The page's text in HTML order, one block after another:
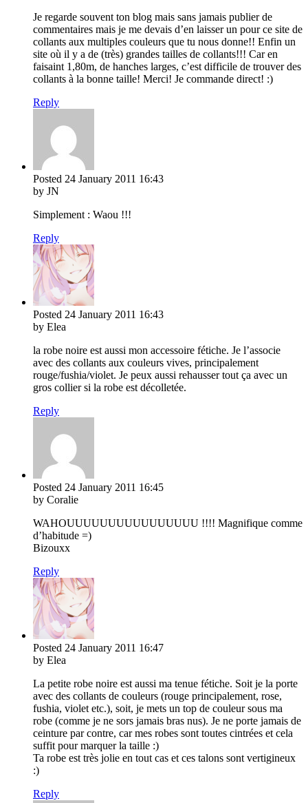
Je regarde souvent ton blog mais sans jamais publier de
commentaires mais je me devais d’en laisser un pour ce site de
collants aux multiples couleurs que tu nous donne!! Enfin un
site où il y a de (très) grandes tailles de collants!!! Car en
faisaint 1,80m, de hanches larges, c’est difficile de trouver des
collants à la bonne taille! Merci! Je commande direct! :)
Reply
Posted 24 January 2011 16:43
by JN
Simplement : Waou !!!
Reply
Posted 24 January 2011 16:43
by Elea
la robe noire est aussi mon accessoire fétiche. Je l’associe
avec des collants aux couleurs vives, principalement
rouge/fushia/violet. Je peux aussi rehausser tout ça avec un
gros collier si la robe est décolletée.
Reply
Posted 24 January 2011 16:45
by Coralie
WAHOUUUUUUUUUUUUUUUU !!!! Magnifique comme
d’habitude =)
Bizouxx
Reply
Posted 24 January 2011 16:47
by Elea
La petite robe noire est aussi ma tenue fétiche. Soit je la porte
avec des collants de couleurs (rouge principalement, rose,
fushia, violet etc.), soit, je mets un top de couleur sous ma
robe (comme je ne sors jamais bras nus). Je ne porte jamais de
ceinture par contre, car mes robes sont toutes cintrées et cela
suffit pour marquer la taille :)
Ta robe est très jolie en tout cas et ces talons sont vertigineux
:)
Reply